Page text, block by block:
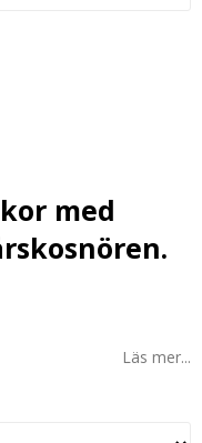
med
Läs mer...